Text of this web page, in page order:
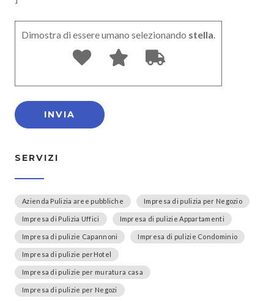
Dimostra di essere umano selezionando stella.
SERVIZI
Azienda Pulizia aree pubbliche Impresa di pulizia per Negozio
Impresa di Pulizia Uffici Impresa di pulizie Appartamenti
Impresa di pulizie Capannoni Impresa di pulizie Condominio
Impresa di pulizie perHotel
Impresa di pulizie per muratura casa
Impresa di pulizie per Negozi